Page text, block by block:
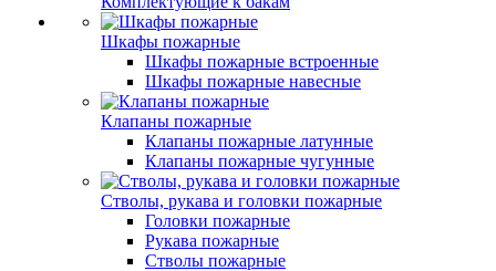
Шкафы пожарные
Шкафы пожарные встроенные
Шкафы пожарные навесные
Клапаны пожарные
Клапаны пожарные латунные
Клапаны пожарные чугунные
Стволы, рукава и головки пожарные
Головки пожарные
Рукава пожарные
Стволы пожарные